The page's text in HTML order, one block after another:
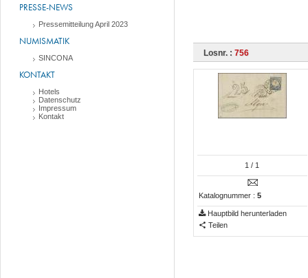
PRESSE-NEWS
Pressemitteilung April 2023
NUMISMATIK
SINCONA
KONTAKT
Hotels
Datenschutz
Impressum
Kontakt
Losnr. : 756
1 / 1
Katalognummer : 5
Hauptbild herunterladen
Teilen